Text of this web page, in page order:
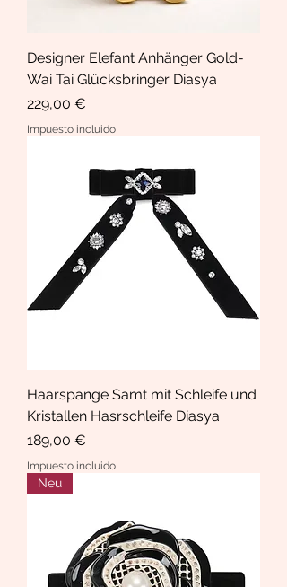
Designer Elefant Anhänger Gold-
Wai Tai Glücksbringer Diasya
Precio
229,00 €
Impuesto incluido
Haarspange Samt mit Schleife und
Kristallen Hasrschleife Diasya
Precio
189,00 €
Impuesto incluido
Neu